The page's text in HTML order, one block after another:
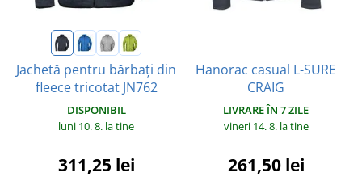
Jachetă pentru bărbați din
fleece tricotat JN762
DISPONIBIL
luni 10. 8. la tine
311,25 lei
Hanorac casual L-SURE
CRAIG
LIVRARE ÎN 7 ZILE
vineri 14. 8. la tine
261,50 lei